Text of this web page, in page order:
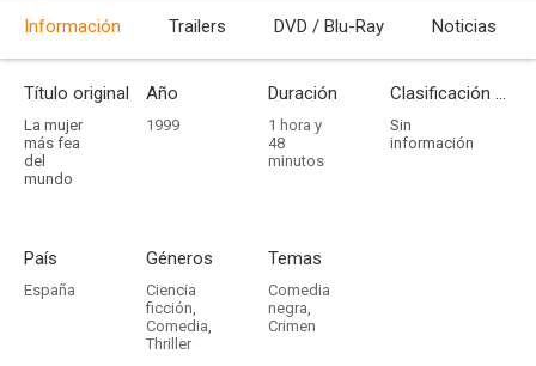
Información Trailers DVD / Blu-Ray Noticias
Título original
La mujer
más fea
del
mundo
Año
1999
Duración
1 hora y
48
minutos
Clasificación por edades
Sin
información
País
España
Géneros
Ciencia
ficción,
Comedia,
Thriller
Temas
Comedia
negra,
Crimen